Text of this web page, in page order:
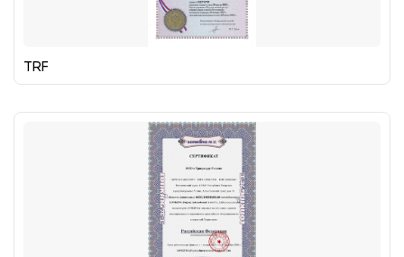
TRF